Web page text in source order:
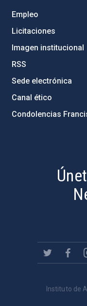
Empleo
Licitaciones
Imagen institucional
RSS
Sede electrónica
Canal ético
Condolencias
Instituto de